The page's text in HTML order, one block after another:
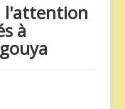
l'attention
à